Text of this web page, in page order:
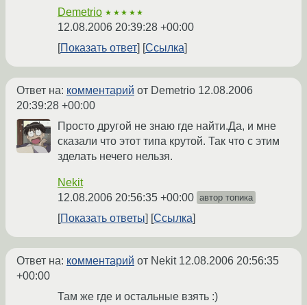
Demetrio ★★★★★
12.08.2006 20:39:28 +00:00
Показать ответ
Ссылка
Ответ на: комментарий от Demetrio 12.08.2006
20:39:28 +00:00
Просто другой не знаю где найти.Да, и мне
сказали что этот типа крутой. Так что с этим
зделать нечего нельзя.
Nekit
12.08.2006 20:56:35 +00:00 автор топика
Показать ответы Ссылка
Ответ на: комментарий от Nekit 12.08.2006 20:56:35
+00:00
Там же где и остальные взять :)